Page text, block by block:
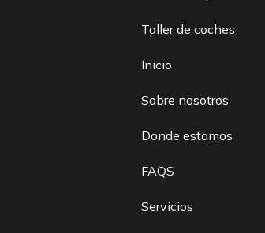
Taller de coches
Inicio
Sobre nosotros
Donde estamos
FAQS
Servicios